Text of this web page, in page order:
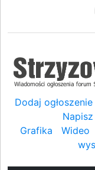
Dodaj ogłoszenie
Grafika
Wideo